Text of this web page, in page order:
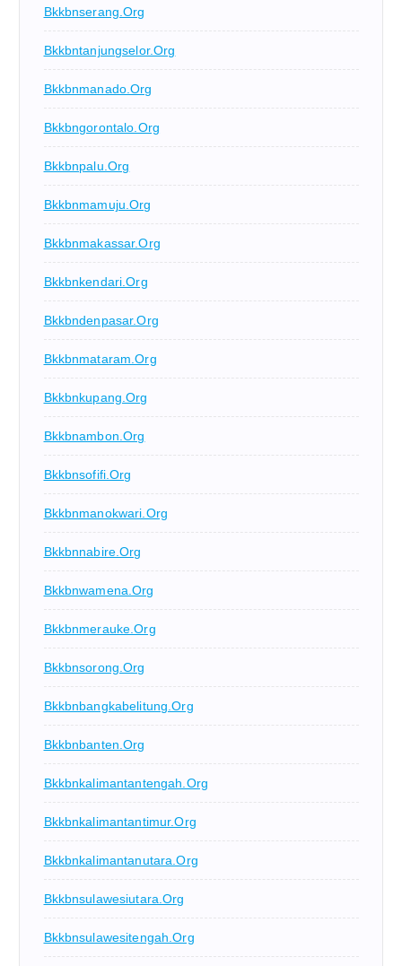
Bkkbnserang.org
Bkkbntanjungselor.org
Bkkbnmanado.org
Bkkbngorontalo.org
Bkkbnpalu.org
Bkkbnmamuju.org
Bkkbnmakassar.org
Bkkbnkendari.org
Bkkbndenpasar.org
Bkkbnmataram.org
Bkkbnkupang.org
Bkkbnambon.org
Bkkbnsofifi.org
Bkkbnmanokwari.org
Bkkbnnabire.org
Bkkbnwamena.org
Bkkbnmerauke.org
Bkkbnsorong.org
Bkkbnbangkabelitung.org
Bkkbnbanten.org
Bkkbnkalimantantengah.org
Bkkbnkalimantantimur.org
Bkkbnkalimantanutara.org
Bkkbnsulawesiutara.org
Bkkbnsulawesitengah.org